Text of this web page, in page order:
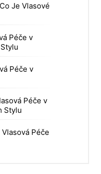
Je Vlasové
Péče v
Péče v
Péče v
Stylu
Péče